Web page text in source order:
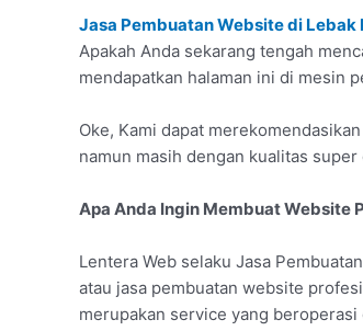
Jasa Pembuatan Website di
Apakah Anda sekarang tengah
mendapatkan halaman ini di mesin
Oke, Kami dapat
namun masih dengan kualitas super
Apa Anda Ingin Membuat Website
Lentera Web selaku Jasa
atau jasa pembuatan website
merupakan service yang